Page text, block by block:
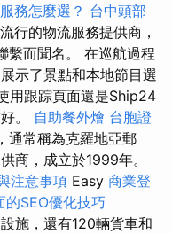
務怎麼選？ 台中頭部
行的物流服務提供商，
繫而聞名。 在巡航過程
示了景點和本地節目選
用跟踪頁面還是Ship24
。 自助餐外燴 台胞證
通常稱為克羅地亞郵
商，成立於1999年。
注意事項 Easy 商業登
的SEO優化技巧
施，還有120輛貨車和